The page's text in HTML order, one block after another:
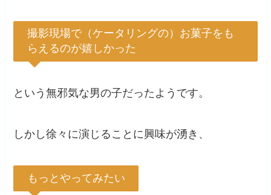
撮影現場で（ケータリングの）お菓子をも
らえるのが嬉しかった
という無邪気な男の子だったようです。
しかし徐々に演じることに興味が湧き、
もっとやってみたい